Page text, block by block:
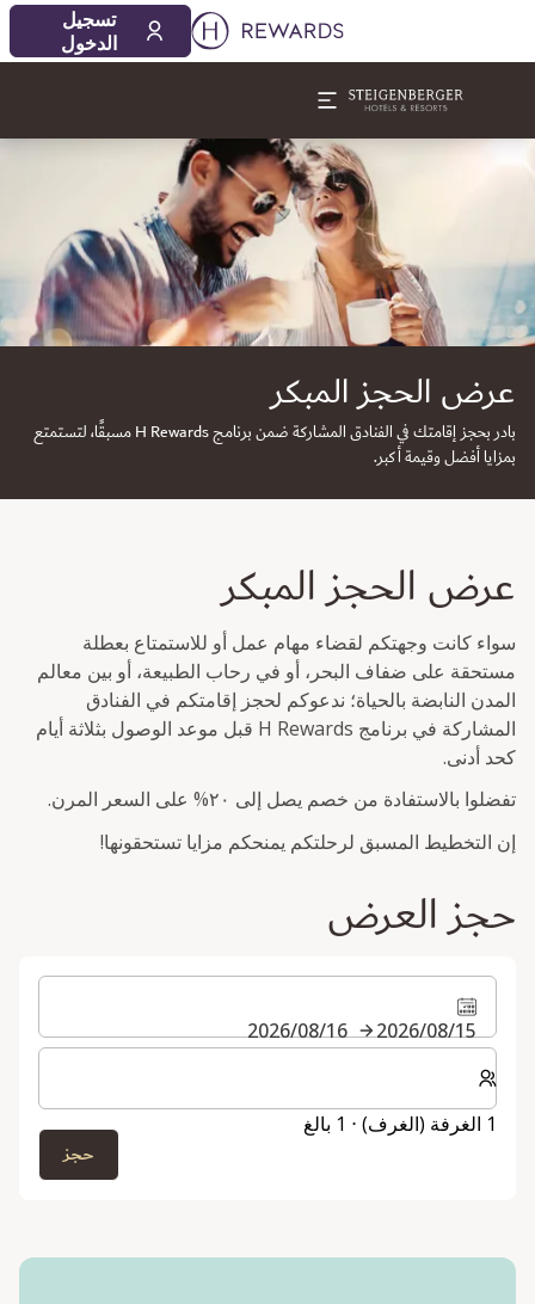
تسجيل
الدخول
الشريحة 1 من 1
عرض الحجز المبكر
بادر بحجز إقامتك في الفنادق المشاركة ضمن برنامج H Rewards مسبقًا، لتستمتع
بمزايا أفضل وقيمة أكبر.
عرض الحجز المبكر
سواء كانت وجهتكم لقضاء مهام عمل أو للاستمتاع بعطلة
مستحقة على ضفاف البحر، أو في رحاب الطبيعة، أو بين معالم
المدن النابضة بالحياة؛ ندعوكم لحجز إقامتكم في الفنادق
المشاركة في برنامج H Rewards قبل موعد الوصول بثلاثة أيام
كحد أدنى.
تفضلوا بالاستفادة من خصم يصل إلى ٢٠% على السعر المرن.
إن التخطيط المسبق لرحلتكم يمنحكم مزايا تستحقونها!
حجز العرض
15‏/08‏/2026
16‏/08‏/2026
حدد عدد الغرف والضيوف لإقامتك
1 الغرفة (الغرف) ⋅ 1 بالغ
حجز